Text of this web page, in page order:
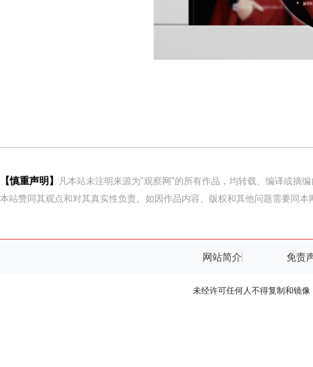
【慎重声明】
凡本站未注明来源为"观察网"的所有作品，均转载、编译或摘
本站赞同其观点和对其真实性负责。如因作品内容、版权和其他问题需要同本
网站简介 免责
未经许可任何人不得复制和镜